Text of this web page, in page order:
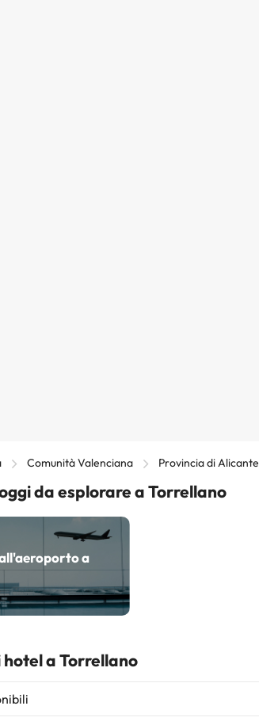
Comunità Valenciana Provincia di Alicante
da esplorare a Torrellano
a
a Torrellano